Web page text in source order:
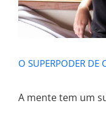
O SUPERPODER DE
A mente tem um